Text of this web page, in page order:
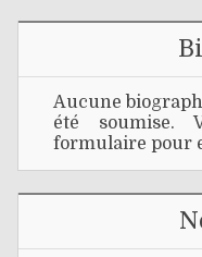
Aucune
été soumise.
formulaire pour